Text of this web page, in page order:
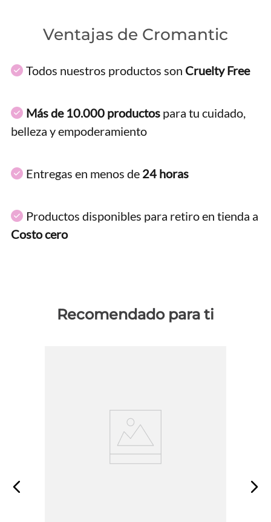
Ventajas de Cromantic
Todos nuestros productos son Cruelty Free
Más de 10.000 productos para tu cuidado,
belleza y empoderamiento
Entregas en menos de 24 horas
Productos disponibles para retiro en tienda a
Costo cero
Recomendado para ti